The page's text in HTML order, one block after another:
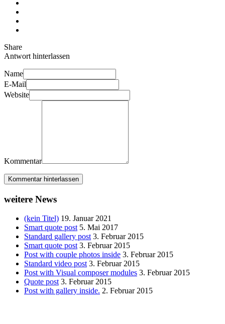
Share
Antwort hinterlassen
Name
E-Mail
Website
Kommentar
Kommentar hinterlassen
weitere News
(kein Titel) 19. Januar 2021
Smart quote post 5. Mai 2017
Standard gallery post 3. Februar 2015
Smart quote post 3. Februar 2015
Post with couple photos inside 3. Februar 2015
Standard video post 3. Februar 2015
Post with Visual composer modules 3. Februar 2015
Quote post 3. Februar 2015
Post with gallery inside. 2. Februar 2015